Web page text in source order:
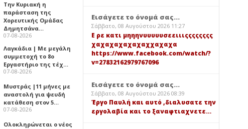
Την Κυριακή η
παράσταση της
Χορευτικής Ομάδας
Δημητσάνα…
07-08-2026
Λαγκάδια | Με μεγάλη
συμμετοχή το 8ο
Εργαστήριο της τέχ…
07-08-2026
Μυστράς |11 μήνες με
αναστολή για ψευδή
κατάθεση στον 5…
07-08-2026
Ολοκληρώνεται ο νέος
Εισάγετε το όνομά σας...
Σάββατο, 08 Αυγούστου 2026 11:27
Ε ρε κατι μηηηνυυυυυσεειιιςςςςςςςς
χαχαχαχαχαχαχχαχαχα
https://www.facebook.com/watch/?
v=27832162979767096
Εισάγετε το όνομά σας...
Σάββατο, 08 Αυγούστου 2026 08:39
Έργο Παυλή και αυτό ,διαλυσατε την
εργολαβία και το ξαναφτιαχνετε…